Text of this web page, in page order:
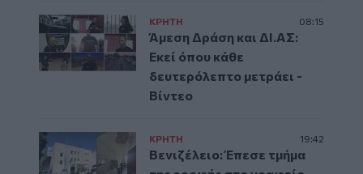
ΚΡΗΤΗ 08:15
Άμεση Δράση και ΔΙ.ΑΣ:
Εκεί όπου κάθε
δευτερόλεπτο μετράει -
Βίντεο
ΚΡΗΤΗ 19:42
Βενιζέλειο: Έπεσε τμήμα